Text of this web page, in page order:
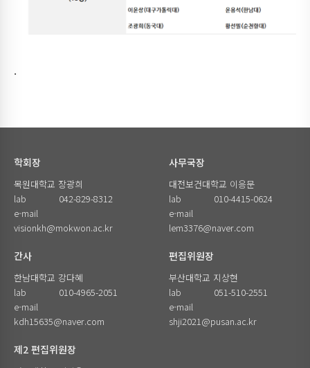
.
학회장
목원대학교 장광희
lab
042-829-8312
e-mail
visionkh@mokwon.ac.kr
사무국장
대전보건대학교 이응문
lab
010-4415-0624
e-mail
lem3376@naver.com
간사
한남대학교 강다혜
lab
010-4965-2051
e-mail
kdh15635@naver.com
편집위원장
부산대학교 지상현
lab
051-510-2551
e-mail
shji2021@pusan.ac.kr
제2 편집위원장